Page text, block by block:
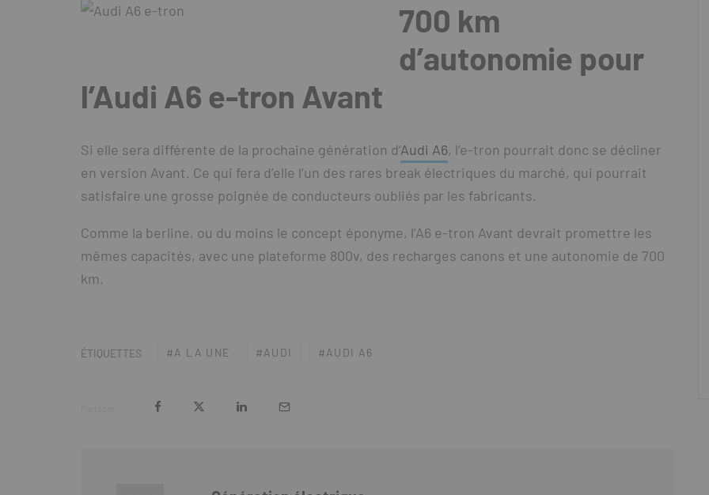
700 km
d’autonomie pour
l’Audi A6 e-tron Avant
Si elle sera différente de la prochaine génération d’Audi A6, l’e-tron pourrait donc se décliner
en version Avant. Ce qui fera d’elle l’un des rares break électriques du marché, qui pourrait
satisfaire une grosse poignée de conducteurs oubliés par les fabricants.
Comme la berline, ou du moins le concept éponyme, l’A6 e-tron Avant devrait promettre les
mêmes capacités, avec une plateforme 800v, des recharges canons et une autonomie de 700
km.
ÉTIQUETTES A LA UNE AUDI AUDI A6